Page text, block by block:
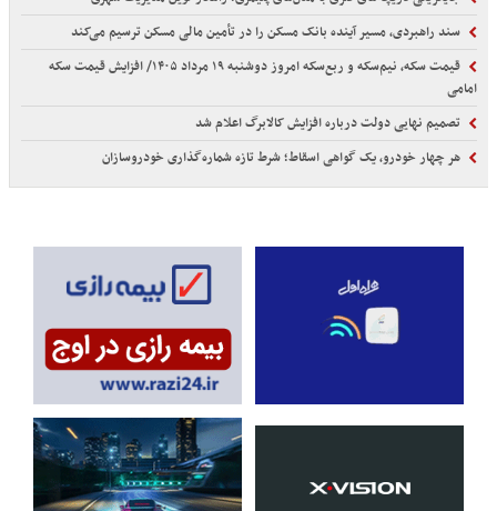
سند راهبردی، مسیر آینده بانک مسکن را در تأمین مالی مسکن ترسیم می‌کند
قیمت سکه، نیم‌سکه و ربع‌سکه امروز دوشنبه ۱۹ مرداد ۱۴۰۵/ افزایش قیمت سکه
امامی
تصمیم نهایی دولت درباره افزایش کالابرگ اعلام شد
هر چهار خودرو، یک گواهی اسقاط؛ شرط تازه شماره‌گذاری خودروسازان